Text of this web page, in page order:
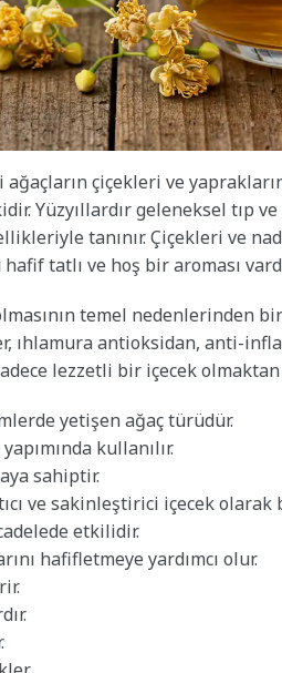
çiçekleri ve
Yüzyıllardır geleneksel tıp
tanınır. Çiçekleri ve
tatlı ve hoş bir aroması
temel nedenlerinden
ıhlamura antioksidan, anti-
lezzetli bir içecek
yetişen ağaç türüdür.
kullanılır.
sahiptir.
ve sakinleştirici içecek olarak
etkilidir.
hafifletmeye yardımcı olur.